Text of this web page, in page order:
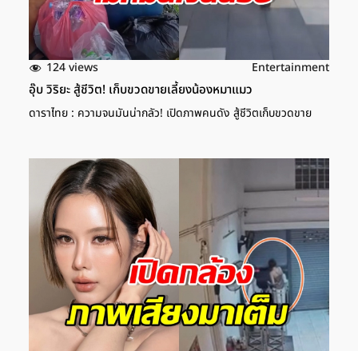
124 views Entertainment
อุ๊บ วิริยะ สู้ชีวิต! เก็บขวดขายเลี้ยงน้องหมาแมว
ดาราไทย : ความจนมันน่ากลัว! เปิดภาพคนดัง สู้ชีวิตเก็บขวดขาย